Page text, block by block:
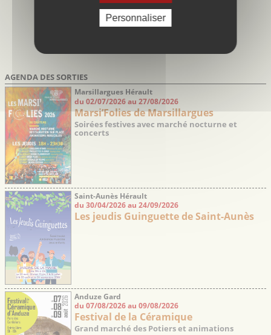
AGENDA DES SORTIES
Marsillargues Hérault
du 02/07/2026 au 27/08/2026
Marsi’Folies de Marsillargues
Soirées festives avec marché nocturne et
concerts
Saint-Aunès Hérault
du 30/04/2026 au 24/09/2026
Les jeudis Guinguette de Saint-Aunès
Anduze Gard
du 07/08/2026 au 09/08/2026
Festival de la Céramique
Grand marché des Potiers et animations
Personnaliser